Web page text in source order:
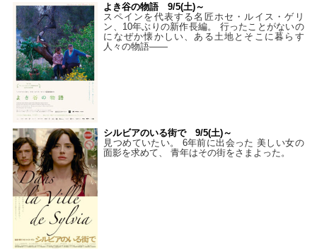
よき谷の物語 9/5(土)～
スペインを代表する名匠ホセ・ルイス・ゲリ
ン、10年ぶりの新作長編。 行ったことがないの
になぜか懐かしい、ある土地とそこに暮らす
人々の物語――
シルビアのいる街で 9/5(土)～
見つめていたい。 6年前に出会った 美しい女の
面影を求めて、 青年はその街をさまよった。